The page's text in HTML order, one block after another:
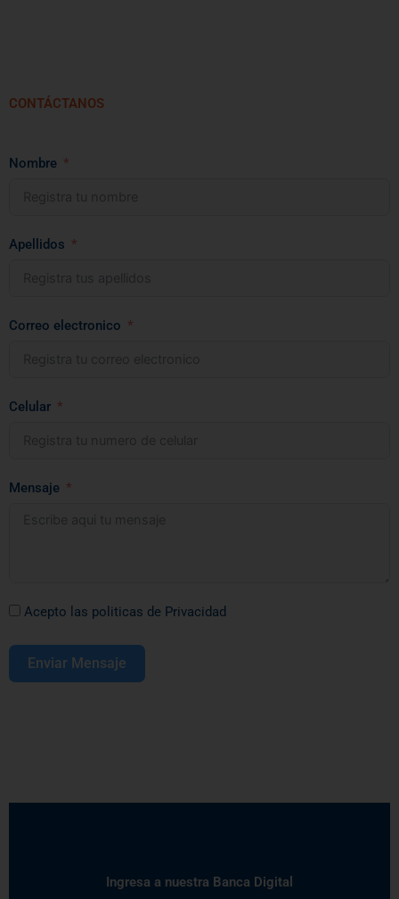
CONTÁCTANOS
Nombre
Apellidos
Correo electronico
Celular
Mensaje
Acepto las politicas de Privacidad
Enviar Mensaje
Ingresa a nuestra Banca Digital